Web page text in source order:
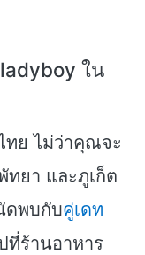
ใน
ทย ไม่ว่าคุณจะ
ทยา และภูเก็ต
ดพบกับคู่เดท
ร้านอาหาร